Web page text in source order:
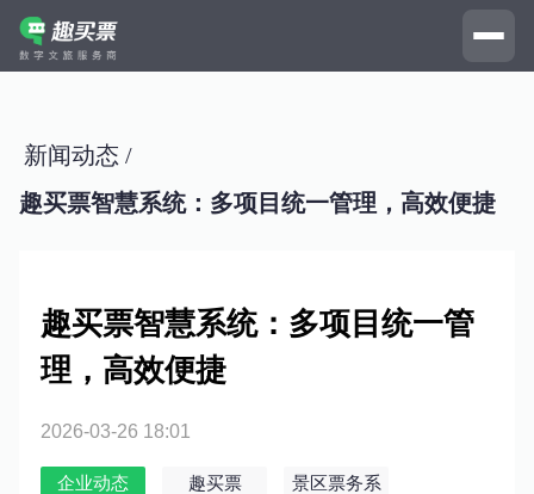
新闻动态 /
趣买票智慧系统：多项目统一管理，高效便捷
趣买票智慧系统：多项目统一管
理，高效便捷
2026-03-26 18:01
企业动态 趣买票
景区票务系